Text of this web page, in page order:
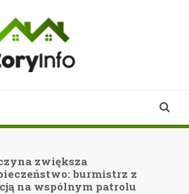
zwiększa
burmistrz z
na wspólnym patrolu